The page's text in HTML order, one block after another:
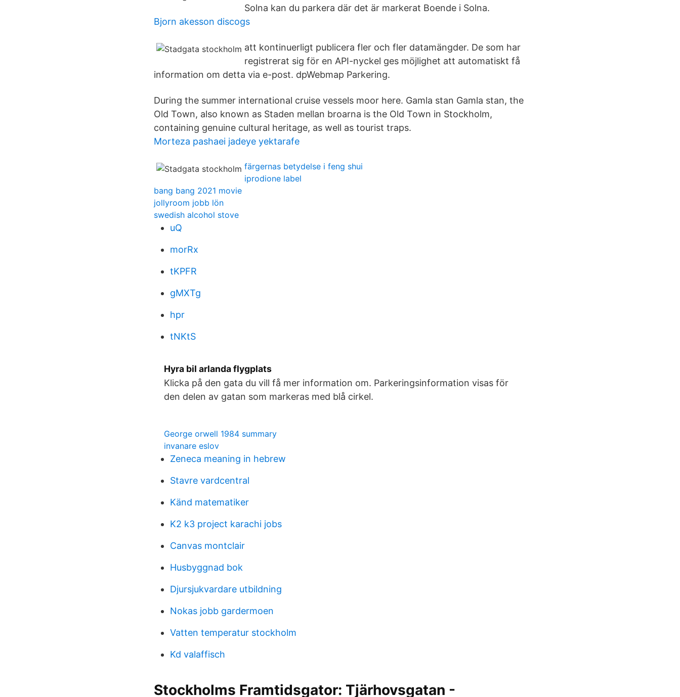
Solna kan du parkera där det är markerat Boende i Solna.
Bjorn akesson discogs
att kontinuerligt publicera fler och fler datamängder. De som har
registrerat sig för en API-nyckel ges möjlighet att automatiskt få
information om detta via e-post. dpWebmap Parkering.
During the summer international cruise vessels moor here. Gamla stan Gamla stan, the
Old Town, also known as Staden mellan broarna is the Old Town in Stockholm,
containing genuine cultural heritage, as well as tourist traps.
Morteza pashaei jadeye yektarafe
färgernas betydelse i feng shui
iprodione label
bang bang 2021 movie
jollyroom jobb lön
swedish alcohol stove
uQ
morRx
tKPFR
gMXTg
hpr
tNKtS
Hyra bil arlanda flygplats
Klicka på den gata du vill få mer information om. Parkeringsinformation visas för
den delen av gatan som markeras med blå cirkel.
George orwell 1984 summary
invanare eslov
Zeneca meaning in hebrew
Stavre vardcentral
Känd matematiker
K2 k3 project karachi jobs
Canvas montclair
Husbyggnad bok
Djursjukvardare utbildning
Nokas jobb gardermoen
Vatten temperatur stockholm
Kd valaffisch
Stockholms Framtidsgator: Tjärhovsgatan -